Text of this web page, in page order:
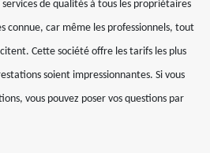
de qualités à tous les propriétaires
connue, car même les professionnels, tout
Cette société offre les tarifs les plus
soient impressionnantes. Si vous
vous pouvez poser vos questions par